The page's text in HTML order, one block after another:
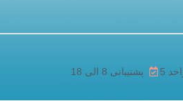
پشتیبانی 8 الی 18